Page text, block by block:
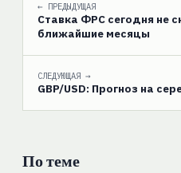
← ПРЕДЫДУЩАЯ
Ставка ФРС сегодня не
ближайшие месяцы
СЛЕДУЮЩАЯ →
GBP/USD: Прогноз на
По теме